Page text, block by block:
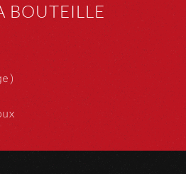
BOUTEILLE